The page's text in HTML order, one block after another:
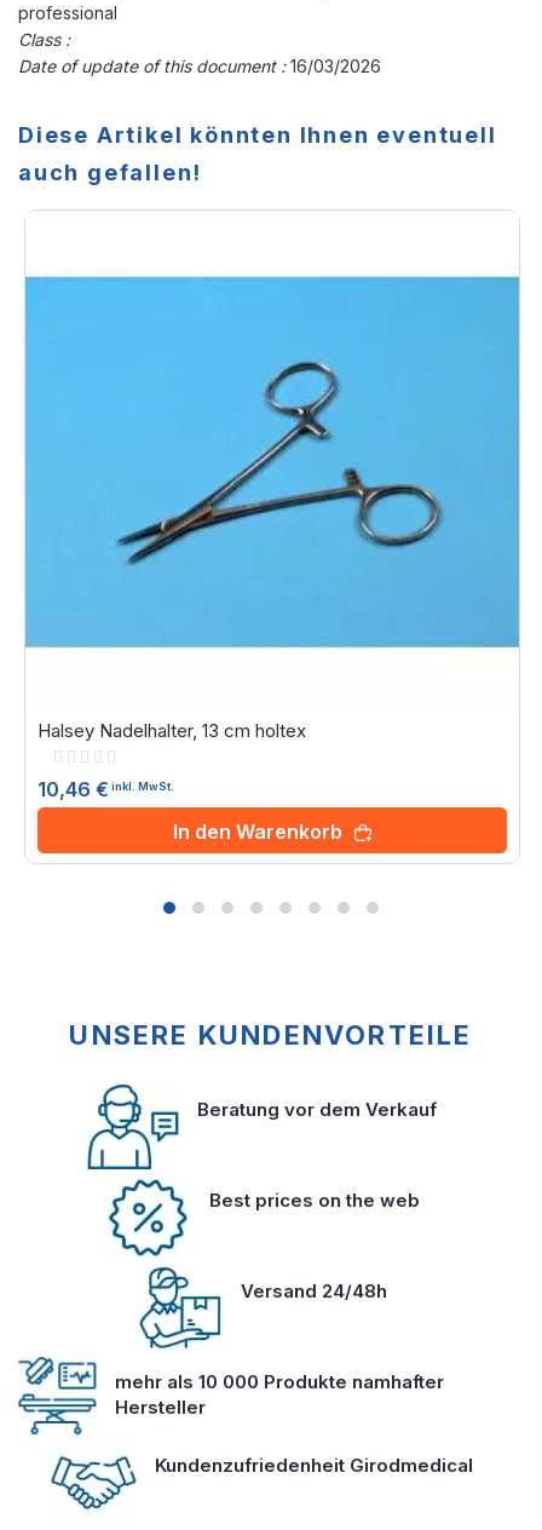
professional
Class :
Date of update of this document :16/03/2026
Diese Artikel könnten Ihnen eventuell
auch gefallen!
Halsey Nadelhalter, 13 cm holtex
Rating:
10,46 € inkl. MwSt.
In den Warenkorb
UNSERE KUNDENVORTEILE
Beratung vor dem Verkauf
Best prices on the web
Versand 24/48h
mehr als 10 000 Produkte namhafter
Hersteller
Kundenzufriedenheit Girodmedical